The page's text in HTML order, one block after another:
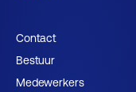
Contact
Bestuur
Medewerkers